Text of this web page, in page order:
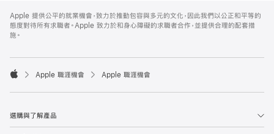
Footer
Apple 提供公平的就業機會，致力於推動包容與多元的文化，因此我們以公正和平等的
態度對待所有求職者。Apple 致力於和身心障礙的求職者合作，並提供合理的配套措
施。

Apple 職涯機會 Apple 職涯機會
選購與了解產品